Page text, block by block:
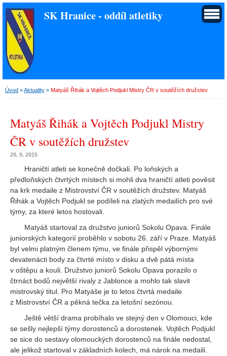
SK Hranice - oddíl atletiky
Úvod »Aktuality » Matyáš Řihák a Vojtěch Podjukl Mistry ČR v soutěžích družstev
Matyáš Řihák a Vojtěch Podjukl Mistry
ČR v soutěžích družstev
29. 9. 2015
Hraničtí atleti se konečně dočkali. Po loňských a
předloňských čtvrtých místech si mohli dva hraničtí atleti pověsit
na krk medaile z Mistrovství ČR v soutěžích družstev. Matyáš
Řihák a Vojtěch Podjukl se podíleli na zlatých medailích pro své
týmy, za které letos hostovali.
Matyáš startoval za družstvo juniorů Sokolu Opava. Finále
juniorských kategorií proběhlo v sobotu 26. září v Praze. Matyáš
byl velmi platným členem týmu, ve finále přispěl výbornými
devatenácti body za čtvrté místo v disku a dvě pátá místa
v oštěpu a kouli. Družstvo juniorů Sokolu Opava porazilo o
čtrnáct bodů největší rivaly z Jablonce a mohlo tak slavit
mistrovský titul. Pro Matyáše je to letos čtvrtá medaile
z Mistrovství ČR a pěkná tečka za letošní sezónou.
Ještě větší drama probíhalo ve stejný den v Olomouci, kde
se sešly nejlepší týmy dorostenců a dorostenek. Vojtěch Podjukl
se sice do sestavy olomouckých dorostenců na finále nedostal,
ale jelikož startoval v základních kolech, má nárok na medaili.